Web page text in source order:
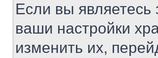
Если вы являетесь
ваши настройки
изменить их,